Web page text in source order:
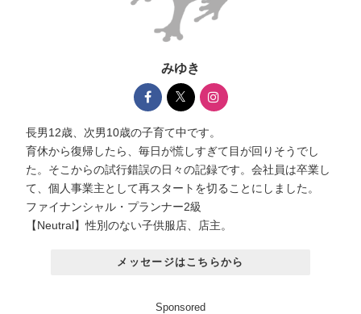
みゆき
長男12歳、次男10歳の子育て中です。
育休から復帰したら、毎日が慌しすぎて目が回りそうでし
た。そこからの試行錯誤の日々の記録です。会社員は卒業し
て、個人事業主として再スタートを切ることにしました。
ファイナンシャル・プランナー2級
【Neutral】性別のない子供服店、店主。
メッセージはこちらから
Sponsored